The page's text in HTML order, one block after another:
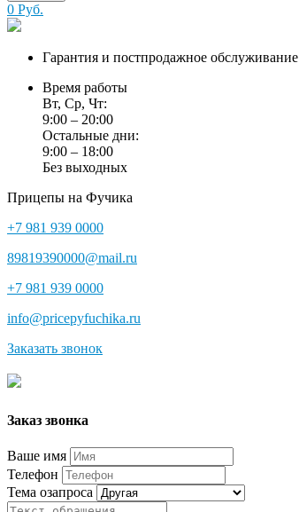
0 Руб.
Гарантия и постпродажное обслуживание
Время работы
Вт, Ср, Чт:
9:00 – 20:00
Остальные дни:
9:00 – 18:00
Без выходных
Прицепы на Фучика
+7 981 939 0000
89819390000@mail.ru
+7 981 939 0000
info@pricepyfuchika.ru
Заказать звонок
Заказ звонка
Ваше имя
Телефон
Тема озапроса